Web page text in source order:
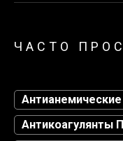
ЧАСТО
Антикоагулянты